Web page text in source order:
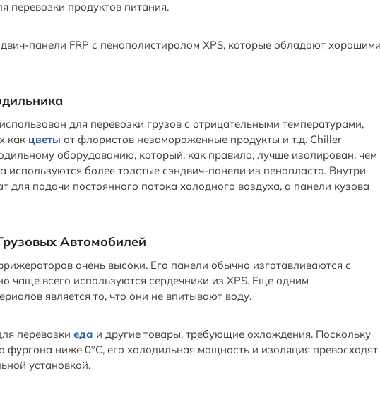
перевозки продуктов питания.
панели FRP с пенополистиролом XPS, которые обладают
для перевозки грузов с отрицательными температурами,
как цветы от флористов незамороженные продукты и т.д. Chiller
оборудованию, который, как правило, лучше изолирован, чем
более толстые сэндвич-панели из пенопласта. Внутри
для подачи постоянного потока холодного воздуха, а панели кузова
Автомобилей
очень высоки. Его панели обычно изготавливаются с
чаще всего используются сердечники из XPS. Еще одним
является то, что они не впитывают воду.
перевозки еда и другие товары, требующие охлаждения. Поскольку
ниже 0°C, его холодильная мощность и изоляция превосходят
установкой.